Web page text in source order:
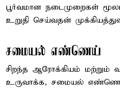
பூர்வமான நடைமுறைகள்
உறுதி செய்வதன்
சமையல் எண்ணெய்
சிறந்த ஆரோக்கியம் மற்றும்
உருவாக்க, சமையல்